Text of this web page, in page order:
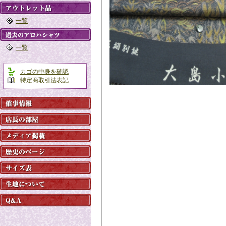
一覧
一覧
カゴの中身を確認
特定商取引法表記